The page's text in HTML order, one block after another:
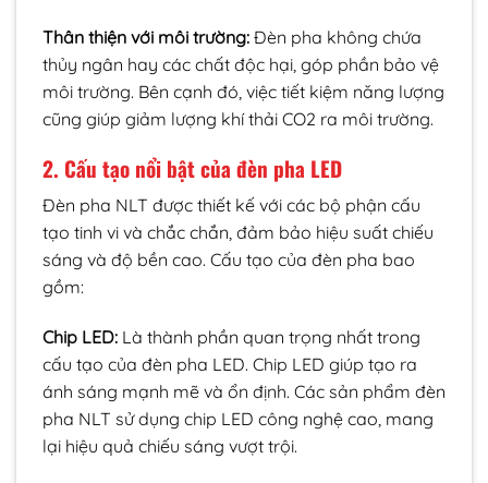
Thân thiện với môi trường: Đèn pha không chứa
thủy ngân hay các chất độc hại, góp phần bảo vệ
môi trường. Bên cạnh đó, việc tiết kiệm năng lượng
cũng giúp giảm lượng khí thải CO2 ra môi trường.
2. Cấu tạo nổi bật của đèn pha LED
Đèn pha NLT được thiết kế với các bộ phận cấu
tạo tinh vi và chắc chắn, đảm bảo hiệu suất chiếu
sáng và độ bền cao. Cấu tạo của đèn pha bao
gồm:
Chip LED: Là thành phần quan trọng nhất trong
cấu tạo của đèn pha LED. Chip LED giúp tạo ra
ánh sáng mạnh mẽ và ổn định. Các sản phẩm đèn
pha NLT sử dụng chip LED công nghệ cao, mang
lại hiệu quả chiếu sáng vượt trội.